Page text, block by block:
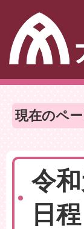
現在のペ
令
日程